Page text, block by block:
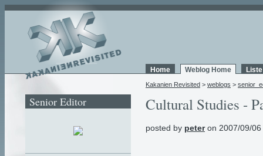
Home Weblog Home
Kakanien Revisited > weblogs >
Cultural Studies -
posted by peteron 2007/09/06
Senior Editor